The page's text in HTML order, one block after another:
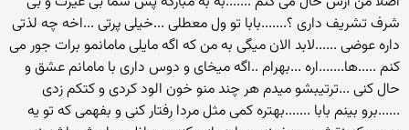
شرف تشریف داری ؟.......بابا تو ول معطلی ...خیلی پرتی ...اخه چه لذتی
داره عوضی ......لابد الان میگی به من که اگه مایلی مامانمو برات جور می
کنم .....ها.......اره ...بهرام ..اگه میخای و دوس داری با مامانم عشق و
حال کنی ...ترتیبشو میدم هر چند منو خون الود کردی و کتکم زدی
......برو بینم بابا .......بهتره کمی مثل مردا رفتار کنی و بفهمی که تو یه